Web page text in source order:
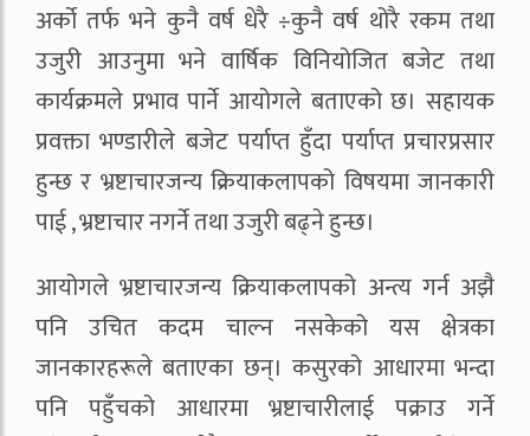
अर्को तर्फ भने कुनै वर्ष धेरै ÷कुनै वर्ष थोरै रकम तथा
उजुरी आउनुमा भने वार्षिक विनियोजित बजेट तथा
कार्यक्रमले प्रभाव पार्ने आयोगले बताएको छ। सहायक
प्रवक्ता भण्डारीले बजेट पर्याप्त हुँदा पर्याप्त प्रचारप्रसार
हुन्छ र भ्रष्टाचारजन्य क्रियाकलापको विषयमा जानकारी
पाई , भ्रष्टाचार नगर्ने तथा उजुरी बढ्ने हुन्छ।
आयोगले भ्रष्टाचारजन्य क्रियाकलापको अन्त्य गर्न अझै
पनि उचित कदम चाल्न नसकेको यस क्षेत्रका
जानकारहरूले बताएका छन्। कसुरको आधारमा भन्दा
पनि पहुँचको आधारमा भ्रष्टाचारीलाई पक्राउ गर्ने